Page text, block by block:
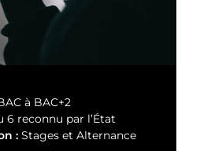
à BAC+2
6 reconnu par l’État
: Stages et Alternance